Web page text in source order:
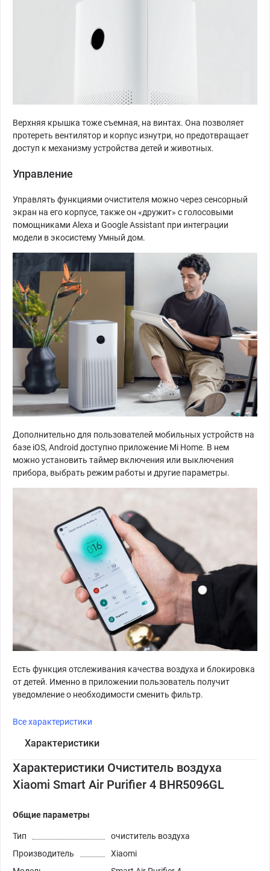
Верхняя крышка тоже съемная, на винтах. Она позволяет
протереть вентилятор и корпус изнутри, но предотвращает
доступ к механизму устройства детей и животных.
Управление
Управлять функциями очистителя можно через сенсорный
экран на его корпусе, также он «дружит» с голосовыми
помощниками Alexa и Google Assistant при интеграции
модели в экосистему Умный дом.
Дополнительно для пользователей мобильных устройств на
базе iOS, Android доступно приложение Mi Home. В нем
можно установить таймер включения или выключения
прибора, выбрать режим работы и другие параметры.
Есть функция отслеживания качества воздуха и блокировка
от детей. Именно в приложении пользователь получит
уведомление о необходимости сменить фильтр.
Все характеристики
Характеристики
Характеристики Очиститель воздуха
Xiaomi Smart Air Purifier 4 BHR5096GL
Общие параметры
Тип
очиститель воздуха
Производитель
Xiaomi